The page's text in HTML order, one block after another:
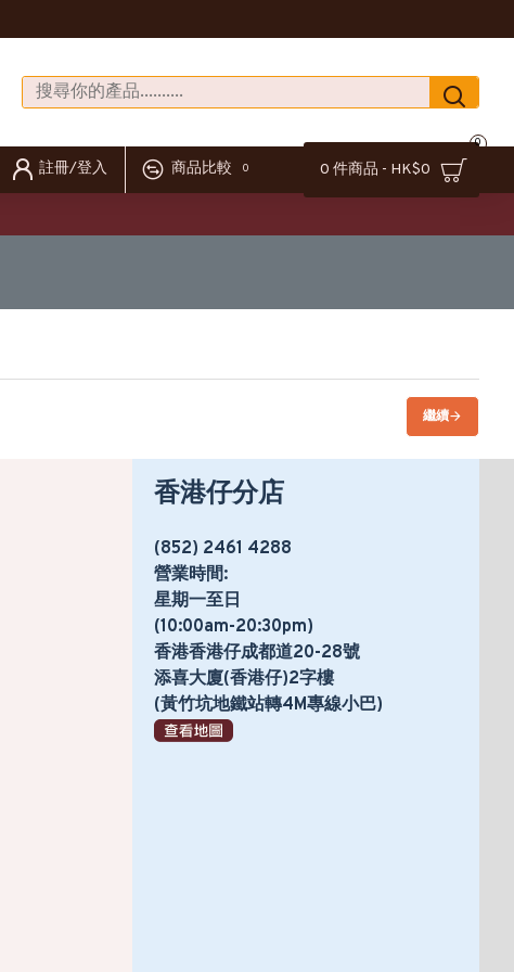
註冊/登入 商品比較 0 0 件商品 - HK$0
0
繼續
香港仔分店
(852) 2461 4288
營業時間:
星期一至日
(10:00am-20:30pm)
香港香港仔成都道20-28號
添喜大廈(香港仔)2字樓
(黃竹坑地鐵站轉4M專線小巴)